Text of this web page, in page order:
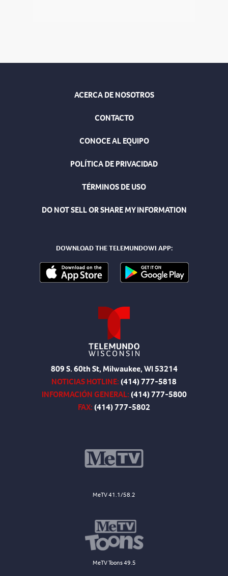
ACERCA DE NOSOTROS
CONTACTO
CONOCE AL EQUIPO
POLÍTICA DE PRIVACIDAD
TÉRMINOS DE USO
DO NOT SELL OR SHARE MY INFORMATION
DOWNLOAD THE TELEMUNDOWI APP:
809 S. 60th St, Milwaukee, WI 53214
NOTICIAS HOTLINE:(414) 777-5818
INFORMACIÓN GENERAL:(414) 777-5800
FAX:(414) 777-5802
MeTV 41.1/58.2
MeTV Toons 49.5